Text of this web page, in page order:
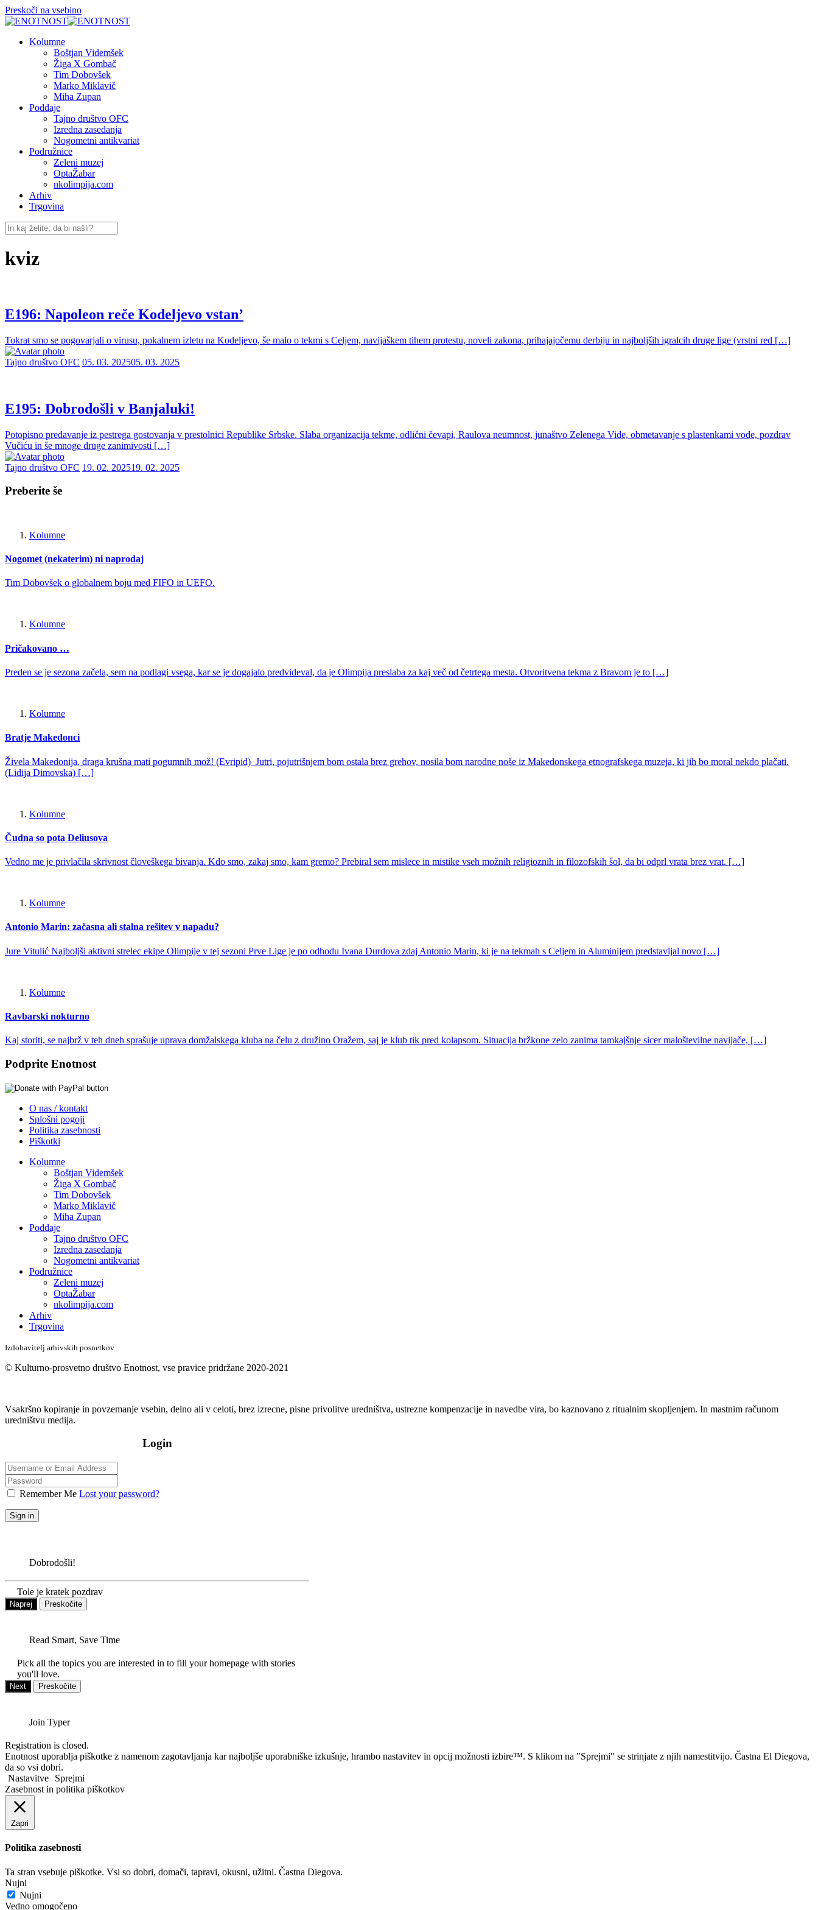
Preskoči na vsebino
Kolumne
Boštjan Videmšek
Žiga X Gombač
Tim Dobovšek
Marko Miklavič
Miha Zupan
Poddaje
Tajno društvo OFC
Izredna zasedanja
Nogometni antikvariat
Podružnice
Zeleni muzej
OptaŽabar
nkolimpija.com
Arhiv
Trgovina
kviz
E196: Napoleon reče Kodeljevo vstan’
Tokrat smo se pogovarjali o virusu, pokalnem izletu na Kodeljevo, še malo o tekmi s Celjem, navijaškem tihem protestu, noveli zakona, prihajajočemu derbiju in najboljših igralcih druge lige (vrstni red […]
Tajno društvo OFC 05. 03. 202505. 03. 2025
E195: Dobrodošli v Banjaluki!
Potopisno predavanje iz pestrega gostovanja v prestolnici Republike Srbske. Slaba organizacija tekme, odlični čevapi, Raulova neumnost, junaštvo Zelenega Vide, obmetavanje s plastenkami vode, pozdrav
Vučiću in še mnoge druge zanimivosti […]
Tajno društvo OFC 19. 02. 202519. 02. 2025
Preberite še
Kolumne
Nogomet (nekaterim) ni naprodaj
Tim Dobovšek o globalnem boju med FIFO in UEFO.
Kolumne
Pričakovano …
Preden se je sezona začela, sem na podlagi vsega, kar se je dogajalo predvideval, da je Olimpija preslaba za kaj več od četrtega mesta. Otvoritvena tekma z Bravom je to […]
Kolumne
Bratje Makedonci
Živela Makedonija, draga krušna mati pogumnih mož! (Evripid) Jutri, pojutrišnjem bom ostala brez grehov, nosila bom narodne noše iz Makedonskega etnografskega muzeja, ki jih bo moral nekdo plačati.
(Lidija Dimovska) […]
Kolumne
Čudna so pota Deliusova
Vedno me je privlačila skrivnost človeškega bivanja. Kdo smo, zakaj smo, kam gremo? Prebiral sem mislece in mistike vseh možnih religioznih in filozofskih šol, da bi odprl vrata brez vrat. […]
Kolumne
Antonio Marin: začasna ali stalna rešitev v napadu?
Jure Vitulić Najboljši aktivni strelec ekipe Olimpije v tej sezoni Prve Lige je po odhodu Ivana Durdova zdaj Antonio Marin, ki je na tekmah s Celjem in Aluminijem predstavljal novo […]
Kolumne
Ravbarski nokturno
Kaj storiti, se najbrž v teh dneh sprašuje uprava domžalskega kluba na čelu z družino Oražem, saj je klub tik pred kolapsom. Situacija bržkone zelo zanima tamkajšnje sicer maloštevilne navijače, […]
Podprite Enotnost
O nas / kontakt
Splošni pogoji
Politika zasebnosti
Piškotki
Kolumne
Boštjan Videmšek
Žiga X Gombač
Tim Dobovšek
Marko Miklavič
Miha Zupan
Poddaje
Tajno društvo OFC
Izredna zasedanja
Nogometni antikvariat
Podružnice
Zeleni muzej
OptaŽabar
nkolimpija.com
Arhiv
Trgovina
Izdobavitelj arhivskih posnetkov
© Kulturno-prosvetno društvo Enotnost, vse pravice pridržane 2020-2021
Vsakršno kopiranje in povzemanje vsebin, delno ali v celoti, brez izrecne, pisne privolitve uredništva, ustrezne kompenzacije in navedbe vira, bo kaznovano z ritualnim skopljenjem. In mastnim računom
uredništvu medija.
Login
Remember Me Lost your password?
Sign in
Dobrodošli!
Tole je kratek pozdrav
Naprej Preskočite
Read Smart, Save Time
Pick all the topics you are interested in to fill your homepage with stories
you'll love.
Next Preskočite
Join Typer
Registration is closed.
Enotnost uporablja piškotke z namenom zagotavljanja kar najboljše uporabniške izkušnje, hrambo nastavitev in opcij možnosti izbire™. S klikom na "Sprejmi" se strinjate z njih namestitvijo. Častna El Diegova,
da so vsi dobri.
Nastavitve
Sprejmi
Zasebnost in politika piškotkov
Zapri
Politika zasebnosti
Ta stran vsebuje piškotke. Vsi so dobri, domači, tapravi, okusni, užitni. Častna Diegova.
Nujni
Nujni
Vedno omogočeno